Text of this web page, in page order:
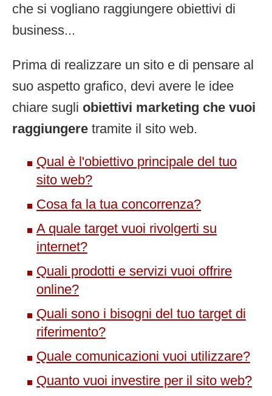
che si vogliano raggiungere obiettivi di
business...
Prima di realizzare un sito e di pensare al
suo aspetto grafico, devi avere le idee
chiare sugli obiettivi marketing che vuoi
raggiungere tramite il sito web.
Qual è l'obiettivo principale del tuo
sito web?
Cosa fa la tua concorrenza?
A quale target vuoi rivolgerti su
internet?
Quali prodotti e servizi vuoi offrire
online?
Quali sono i bisogni del tuo target di
riferimento?
Quale comunicazioni vuoi utilizzare?
Quanto vuoi investire per il sito web?